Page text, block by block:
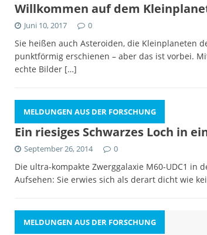
Willkommen auf dem
Juni 10, 2017 0
Sie heißen auch Asteroiden, die Kleinplaneten
punktförmig erschienen – aber das ist vorbei.
echte Bilder […]
MELDUNGEN AUS DER FORSCHUNG
Ein riesiges Schwarzes Loch in
September 26, 2014 0
Die ultra-kompakte Zwerggalaxie M60-UDC1 in
Aufsehen: Sie erwies sich als derart dicht wie
MELDUNGEN AUS DER FORSCHUNG